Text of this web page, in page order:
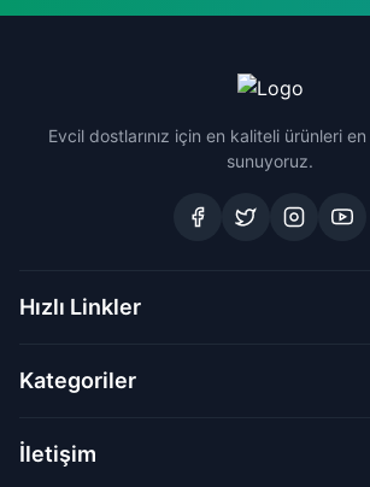
Evcil dostlarınız için en kaliteli ürünleri
sunuyoruz.
Hızlı Linkler
Kategoriler
İletişim